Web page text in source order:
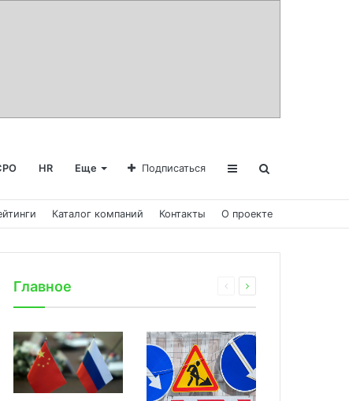
HR Еще Подписаться
Каталог компаний Контакты О проекте
Главное